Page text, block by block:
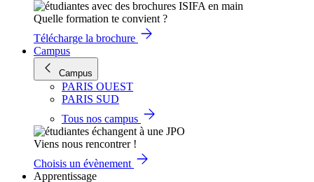
Quelle formation te convient ?
Télécharge la brochure
Campus
Campus
PARIS OUEST
PARIS SUD
Tous nos campus
Viens nous rencontrer !
Choisis un évènement
Apprentissage